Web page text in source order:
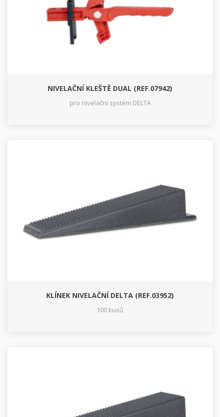
NIVELAČNÍ KLEŠTĚ DUAL (REF.07942)
pro nivelační systém DELTA
KLÍNEK NIVELAČNÍ DELTA (REF.03952)
100 kusů